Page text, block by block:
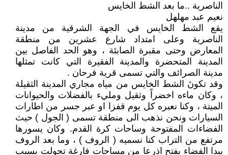
الناصرية ..ما بعد الشط الخايس
نعيم عبد مهلهل
يقع الشط الخايس في الجهة الشرقية من مدينة
الناصرية وعلى امتداد شارع عشرين من منطقة
المعارض وحتى مقبرة الصابئة ، وهو الحد الفاصل بين
المدينة المتحضرة والمدينة الفقيرة التي كانت تمثلها
مدينة الصرائف والتي تسمى قرية فرحان .
وقد تكونَ الشط الخايس من مياه مجاري المدينة الثقيلة
، وكان ماءه اخضراً وثقيل ومليء بالفضلات والحيوانات
الميتة ، وكنا نعبره كل يوم قفزا او عبر جسر من اطارات
السيارات ونحن نذهب الى منطقة تسمى ( الجول ) حيث
الفضاءات المفتوحة وساحات كرة القدم. وكان يسورها
مرتفع من التراب كنا نسميه ( الروف ) ، وما بعد الروف
يبدا الفضاء يفتح اذرعا من مساحات فارغة تحولت بسبب